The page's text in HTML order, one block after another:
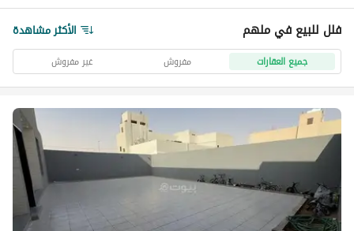
فلل للبيع في ملهم الأكثر مشاهدة
جميع العقارات مفروش غير مفروش